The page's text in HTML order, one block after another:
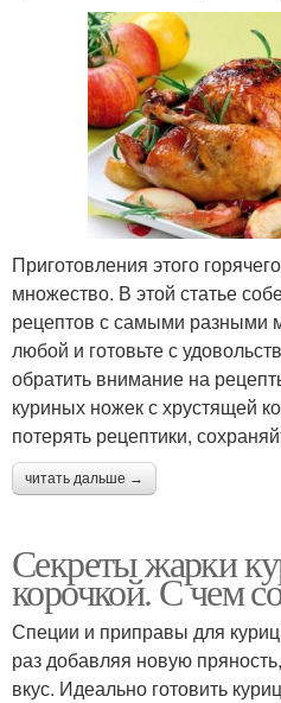
Приготовления этого
множество. В этой статье
рецептов с самыми разными
любой и готовьте с
обратить внимание на
куриных ножек с хрустящей
потерять рецептики,
читать дальше →
Секреты жарки
корочкой. С чем
Специи и приправы для
раз добавляя новую
вкус. Идеально готовить